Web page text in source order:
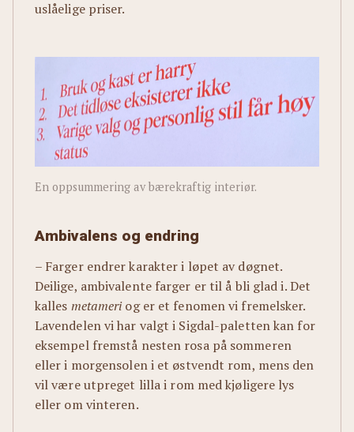
uslåelige priser.
En oppsummering av bærekraftig interiør.
Ambivalens og endring
– Farger endrer karakter i løpet av døgnet.
Deilige, ambivalente farger er til å bli glad i. Det
kalles metameriog er et fenomen vi fremelsker.
Lavendelen vi har valgt i Sigdal-paletten kan for
eksempel fremstå nesten rosa på sommeren
eller i morgensolen i et østvendt rom, mens den
vil være utpreget lilla i rom med kjøligere lys
eller om vinteren.